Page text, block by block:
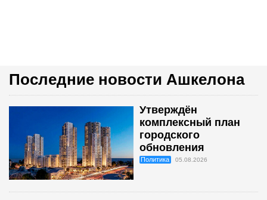
Последние новости Ашкелона
Утверждён
комплексный план
городского
обновления
Политика 05.08.2026